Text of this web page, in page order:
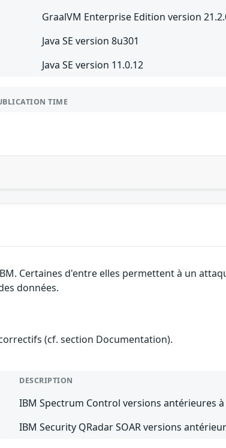
GraalVM Enterprise Edition version
Java SE version 8u301
Java SE version 11.0.12
TIME
Certaines d'entre elles permettent à un
données.
(cf. section Documentation).
DESCRIPTION
IBM Spectrum Control versions antérieures à
IBM Security QRadar SOAR versions